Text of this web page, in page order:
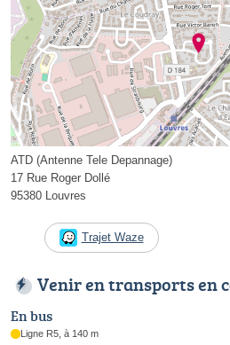
ATD (Antenne Tele Depannage)
17 Rue Roger Dollé
95380 Louvres
Trajet Waze
Venir en transports en
En bus
Ligne R5, à 140 m